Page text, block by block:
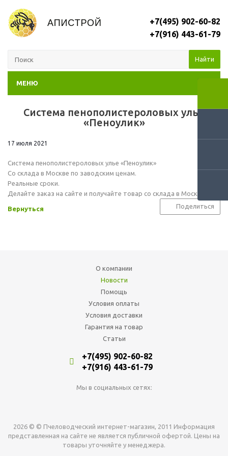
+7(495) 902-60-82
+7(916) 443-61-79
Найти
МЕНЮ
Система пенополистероловых улье
«Пеноулик»
17 июля 2021
Система пенополистероловых улье «Пеноулик»
Со склада в Москве по заводским ценам.
Реальные сроки.
Делайте заказ на сайте и получайте товар со склада в Москве
Вернуться Поделиться
О компании
Новости
Помощь
Условия оплаты
Условия доставки
Гарантия на товар
Статьи
+7(495) 902-60-82
+7(916) 443-61-79
Мы в социальных сетях:
2026 © © Пчеловодческий интернет-магазин, 2011 Информация
представленная на сайте не является публичной офертой. Цены на
товары уточняйте у менеджера.